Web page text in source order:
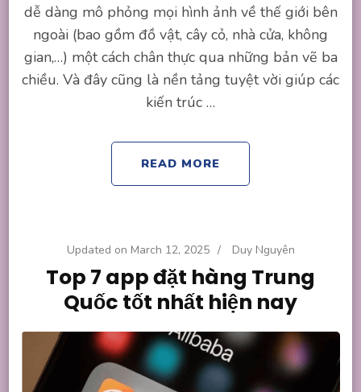
dễ dàng mô phỏng mọi hình ảnh về thế giới bên
ngoài (bao gồm đồ vật, cây cỏ, nhà cửa, không
gian,…) một cách chân thực qua những bản vẽ ba
chiều. Và đây cũng là nền tảng tuyệt vời giúp các
kiến trúc …
READ MORE
Updated on March 12, 2025 / Duy Nguyên
Top 7 app đặt hàng Trung
Quốc tốt nhất hiện nay